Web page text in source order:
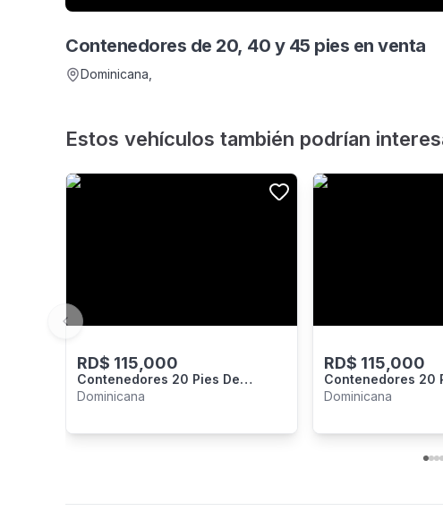
Contenedores de 20, 40 y 45 pies en venta
Dominicana
Estos vehículos también podrían
RD$ 115,000
Contenedores 20 Pies De
Oportunidad 115.000 Rd$
Dominicana
RD$ 115,000
Contenedores 20
115,000
Dominicana
Previous slide